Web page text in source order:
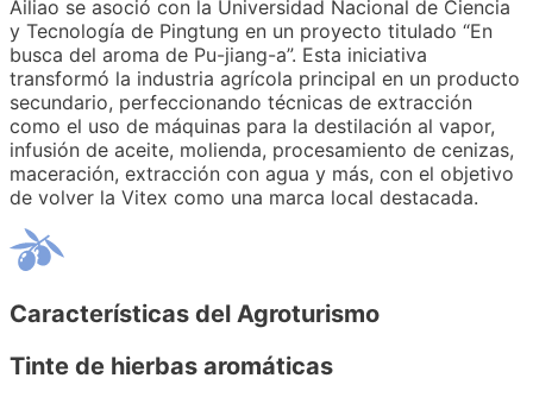
Ailiao se asoció con la Universidad Nacional de Ciencia
y Tecnología de Pingtung en un proyecto titulado “En
busca del aroma de Pu-jiang-a”. Esta iniciativa
transformó la industria agrícola principal en un producto
secundario, perfeccionando técnicas de extracción
como el uso de máquinas para la destilación al vapor,
infusión de aceite, molienda, procesamiento de cenizas,
maceración, extracción con agua y más, con el objetivo
de volver la Vitex como una marca local destacada.
Características del Agroturismo
Tinte de hierbas aromáticas